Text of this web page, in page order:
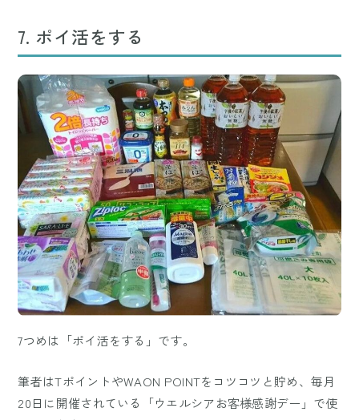
7. ポイ活をする
7つめは「ポイ活をする」です。
筆者はTポイントやWAON POINTをコツコツと貯め、毎月
20日に開催されている「ウエルシアお客様感謝デー」で使